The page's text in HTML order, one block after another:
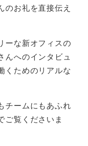
のお礼を直接伝え
ーな新オフィスの
んへのインタビュ
くためのリアルな
チームにもあふれ
ご覧くださいま